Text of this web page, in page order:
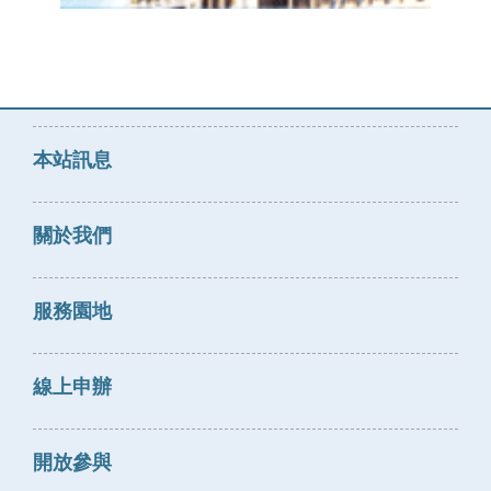
本站訊息
關於我們
服務園地
線上申辦
開放參與